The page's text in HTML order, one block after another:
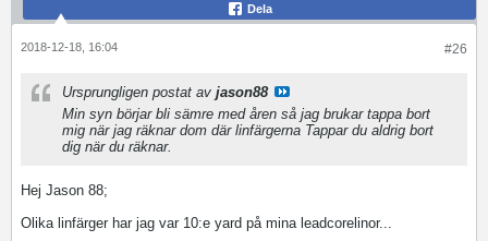
Dela
#26
2018-12-18, 16:04
Ursprungligen postat av jason88
Min syn börjar bli sämre med åren så jag brukar tappa bort
mig när jag räknar dom där linfärgerna Tappar du aldrig bort
dig när du räknar.
Hej Jason 88;
Olika linfärger har jag var 10:e yard på mina leadcorelinor...